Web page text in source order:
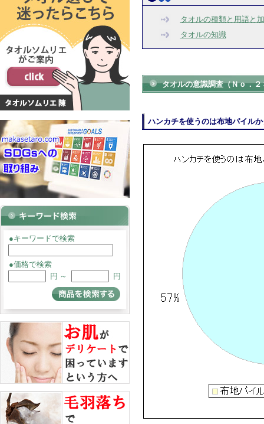
●キーワードで検索
●価格で検索
円 ～
円
タオルの種類と用語と
タオルの知識
タオルの意識調査（Ｎｏ．２
ハンカチを使うのは布地パイル